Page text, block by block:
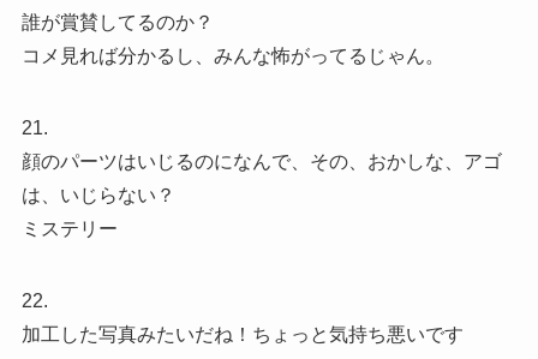
誰が賞賛してるのか？
コメ見れば分かるし、みんな怖がってるじゃん。
21.
顔のパーツはいじるのになんで、その、おかしな、アゴ
は、いじらない？
ミステリー
22.
加工した写真みたいだね！ちょっと気持ち悪いです